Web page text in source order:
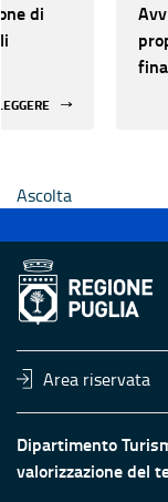
di
Ascolta
Area riservata
Dipartimento
valorizzazione del